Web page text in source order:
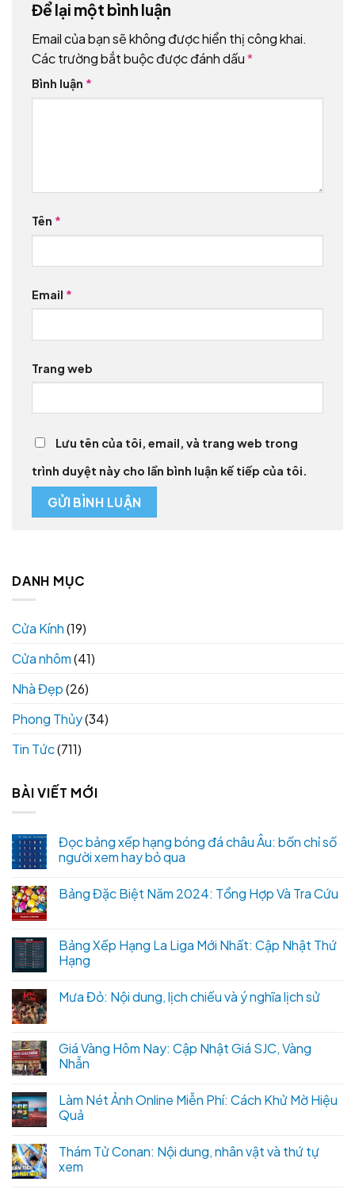
Để lại một bình luận
Email của bạn sẽ không được hiển thị công khai.
Các trường bắt buộc được đánh dấu*
Bình luận *
Tên *
Email *
Trang web
Lưu tên của tôi, email, và trang web trong
trình duyệt này cho lần bình luận kế tiếp của tôi.
DANH MỤC
Cửa Kính(19)
Cửa nhôm(41)
Nhà Đẹp(26)
Phong Thủy(34)
Tin Tức(711)
BÀI VIẾT MỚI
Đọc bảng xếp hạng bóng đá châu Âu: bốn chỉ số
người xem hay bỏ qua
Bảng Đặc Biệt Năm 2024: Tổng Hợp Và Tra Cứu
Bảng Xếp Hạng La Liga Mới Nhất: Cập Nhật Thứ
Hạng
Mưa Đỏ: Nội dung, lịch chiếu và ý nghĩa lịch sử
Giá Vàng Hôm Nay: Cập Nhật Giá SJC, Vàng
Nhẫn
Làm Nét Ảnh Online Miễn Phí: Cách Khử Mờ Hiệu
Quả
Thám Tử Conan: Nội dung, nhân vật và thứ tự
xem